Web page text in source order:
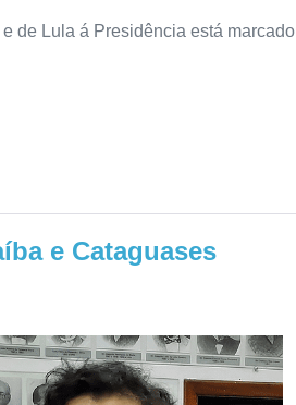
de Lula á Presidência está marcado
e Cataguases